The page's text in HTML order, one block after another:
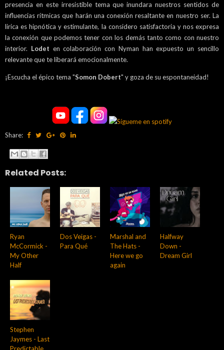
presencia en este irresistible tema que inundara nuestros sentidos de
influencias rítmicas que harán una conexión resaltante en nuestro ser. La
lirica es hipnótica y estimulante, la considero satisfactoria y nos expresa
la conexión que podemos tener con los demás tanto como con nuestro
interior. Lodet en colaboración con Nyman han expuesto un sencillo
relevante que te liberará emocionalmente.
¡Escucha el épico tema "Somon Dobert" y goza de su espontaneidad!
Share:
Related Posts:
Ryan
McCormick -
My Other
Half
Dos Veigas -
Para Qué
Marshal and
The Hats -
Here we go
again
Halfway
Down -
Dream Girl
Stephen
Jaymes - Last
Predictable